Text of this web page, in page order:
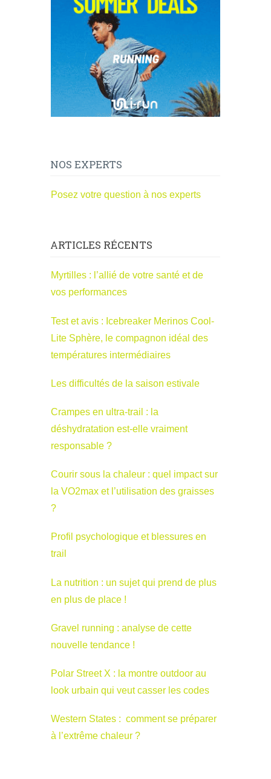
NOS EXPERTS
Posez votre question à nos experts
ARTICLES RÉCENTS
Myrtilles : l’allié de votre santé et de
vos performances
Test et avis : Icebreaker Merinos Cool-
Lite Sphère, le compagnon idéal des
températures intermédiaires
Les difficultés de la saison estivale
Crampes en ultra-trail : la
déshydratation est-elle vraiment
responsable ?
Courir sous la chaleur : quel impact sur
la VO2max et l’utilisation des graisses
?
Profil psychologique et blessures en
trail
La nutrition : un sujet qui prend de plus
en plus de place !
Gravel running : analyse de cette
nouvelle tendance !
Polar Street X : la montre outdoor au
look urbain qui veut casser les codes
Western States : comment se préparer
à l’extrême chaleur ?